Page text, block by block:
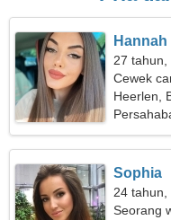
Hannah
27 tahun,
Cewek
Heerlen,
Sophia
24 tahun,
Seorang